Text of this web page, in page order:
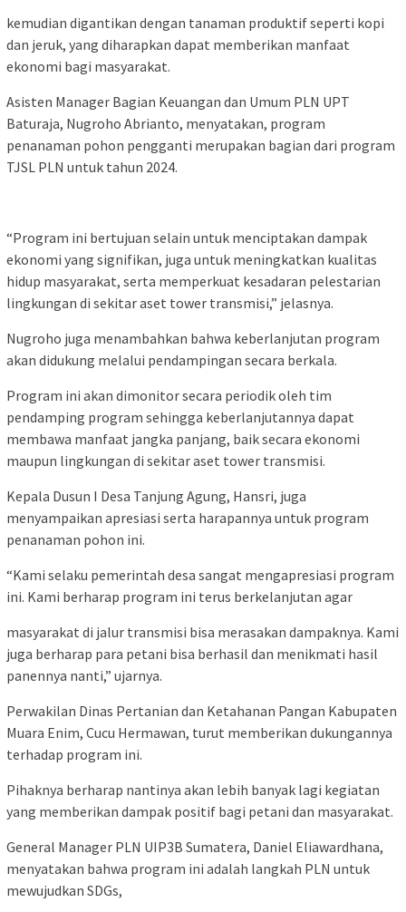
kemudian digantikan dengan tanaman produktif seperti kopi
dan jeruk, yang diharapkan dapat memberikan manfaat
ekonomi bagi masyarakat.
Asisten Manager Bagian Keuangan dan Umum PLN UPT
Baturaja, Nugroho Abrianto, menyatakan, program
penanaman pohon pengganti merupakan bagian dari program
TJSL PLN untuk tahun 2024.
“Program ini bertujuan selain untuk menciptakan dampak
ekonomi yang signifikan, juga untuk meningkatkan kualitas
hidup masyarakat, serta memperkuat kesadaran pelestarian
lingkungan di sekitar aset tower transmisi,” jelasnya.
Nugroho juga menambahkan bahwa keberlanjutan program
akan didukung melalui pendampingan secara berkala.
Program ini akan dimonitor secara periodik oleh tim
pendamping program sehingga keberlanjutannya dapat
membawa manfaat jangka panjang, baik secara ekonomi
maupun lingkungan di sekitar aset tower transmisi.
Kepala Dusun I Desa Tanjung Agung, Hansri, juga
menyampaikan apresiasi serta harapannya untuk program
penanaman pohon ini.
“Kami selaku pemerintah desa sangat mengapresiasi program
ini. Kami berharap program ini terus berkelanjutan agar
masyarakat di jalur transmisi bisa merasakan dampaknya. Kami
juga berharap para petani bisa berhasil dan menikmati hasil
panennya nanti,” ujarnya.
Perwakilan Dinas Pertanian dan Ketahanan Pangan Kabupaten
Muara Enim, Cucu Hermawan, turut memberikan dukungannya
terhadap program ini.
Pihaknya berharap nantinya akan lebih banyak lagi kegiatan
yang memberikan dampak positif bagi petani dan masyarakat.
General Manager PLN UIP3B Sumatera, Daniel Eliawardhana,
menyatakan bahwa program ini adalah langkah PLN untuk
mewujudkan SDGs,